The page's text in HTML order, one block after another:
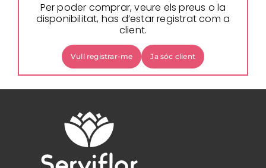
Per poder comprar, veure els preus o la
disponibilitat, has d’estar registrat com a
client.
Vull registrar-me Ja sóc client